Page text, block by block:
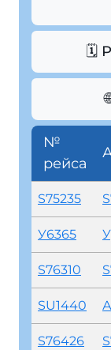
🗓️
№
рейса
S75235
У6365
S76310
SU1440
S76426